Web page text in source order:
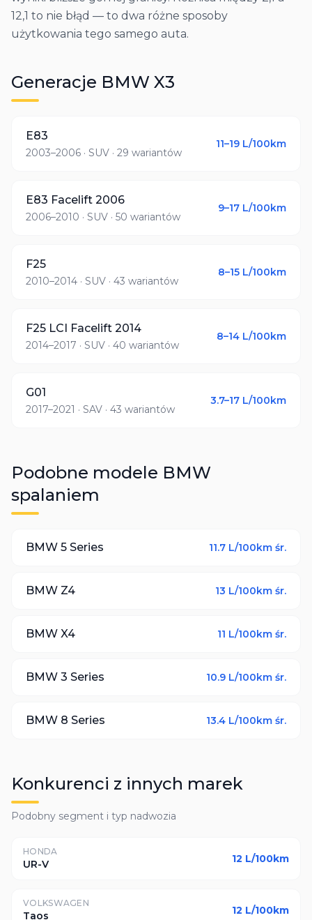
12,1 to nie błąd — to dwa różne sposoby
użytkowania tego samego auta.
Generacje BMW X3
E83
2003–2006 · SUV · 29 wariantów
11–19 L/100km
E83 Facelift 2006
2006–2010 · SUV · 50 wariantów
9–17 L/100km
F25
2010–2014 · SUV · 43 wariantów
8–15 L/100km
F25 LCI Facelift 2014
2014–2017 · SUV · 40 wariantów
8–14 L/100km
G01
2017–2021 · SAV · 43 wariantów
3.7–17 L/100km
Podobne modele BMW
spalaniem
BMW 5 Series 11.7 L/100km śr.
BMW Z4 13 L/100km śr.
BMW X4 11 L/100km śr.
BMW 3 Series 10.9 L/100km śr.
BMW 8 Series 13.4 L/100km śr.
Konkurenci z innych marek
Podobny segment i typ nadwozia
HONDA
UR-V 12 L/100km
VOLKSWAGEN
Taos 12 L/100km